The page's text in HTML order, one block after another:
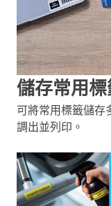
儲存常用標
可將常用標籤儲存
調出並列印。